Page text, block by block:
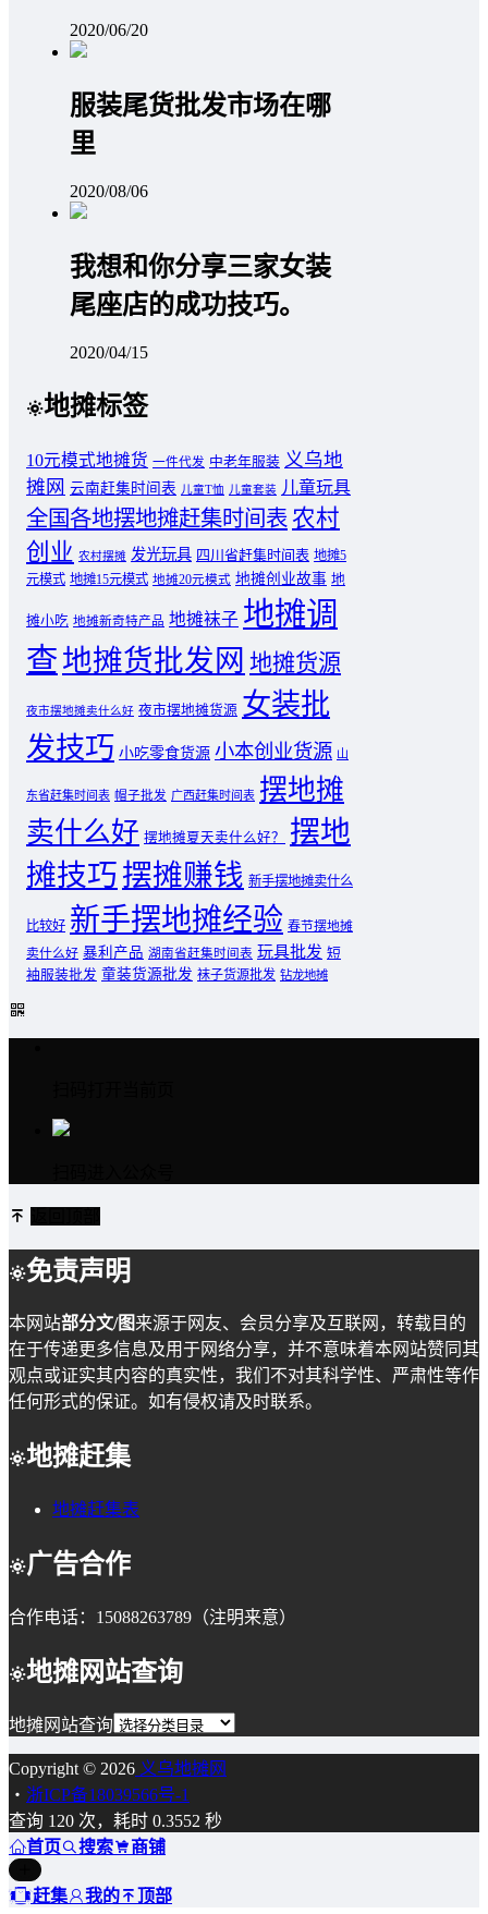
2020/06/20
服装尾货批发市场在哪
里
2020/08/06
我想和你分享三家女装
尾座店的成功技巧。
2020/04/15
地摊标签
10元模式地摊货 一件代发 中老年服装 义乌地
摊网 云南赶集时间表 儿童T恤 儿童套装 儿童玩具
全国各地摆地摊赶集时间表 农村
创业 农村摆摊 发光玩具 四川省赶集时间表 地摊5
元模式 地摊15元模式 地摊20元模式 地摊创业故事 地
摊小吃 地摊新奇特产品 地摊袜子 地摊调
查地摊货批发网 地摊货源
夜市摆地摊卖什么好 夜市摆地摊货源 女装批
发技巧 小吃零食货源 小本创业货源 山
东省赶集时间表 帽子批发 广西赶集时间表 摆地摊
卖什么好 摆地摊夏天卖什么好？
摆地
摊技巧摆摊赚钱 新手摆地摊卖什么
比较好 新手摆地摊经验 春节摆地摊
卖什么好 暴利产品 湖南省赶集时间表 玩具批发 短
袖服装批发 童装货源批发 袜子货源批发 钻龙地摊
免责声明
本网站部分文/图来源于网友、会员分享及互联网，转载目的
在于传递更多信息及用于网络分享，并不意味着本网站赞同其
观点或证实其内容的真实性，我们不对其科学性、严肃性等作
任何形式的保证。如有侵权请及时联系。
地摊赶集
地摊赶集表
广告合作
合作电话：15088263789（注明来意）
地摊网站查询
地摊网站查询
Copyright © 2026 义乌地摊网
・ 浙ICP备18039566号-1
查询 120 次，耗时 0.3552 秒
首页
搜索 商铺
赶集 我的 顶部